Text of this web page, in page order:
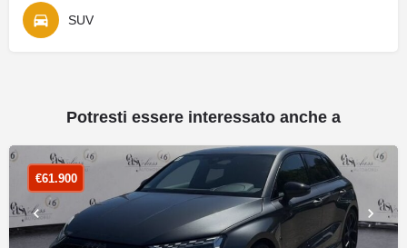
SUV
Potresti essere interessato anche a
€61.900